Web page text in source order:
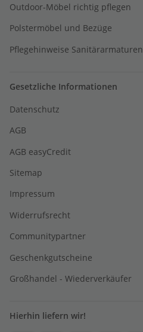
Outdoor-Möbel richtig pflegen
Polstermöbel und Bezüge
Pflegehinweise Sanitärarmaturen
Gesetzliche Informationen
Datenschutz
AGB
AGB easyCredit
Sitemap
Impressum
Widerrufsrecht
Communitypartner
Geschenkgutscheine
Großhandel - Wiederverkäufer
Hierhin liefern wir!